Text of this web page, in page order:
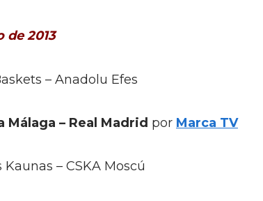
de 2013
– Anadolu Efes
Málaga – Real Madrid por Marca TV
– CSKA Moscú